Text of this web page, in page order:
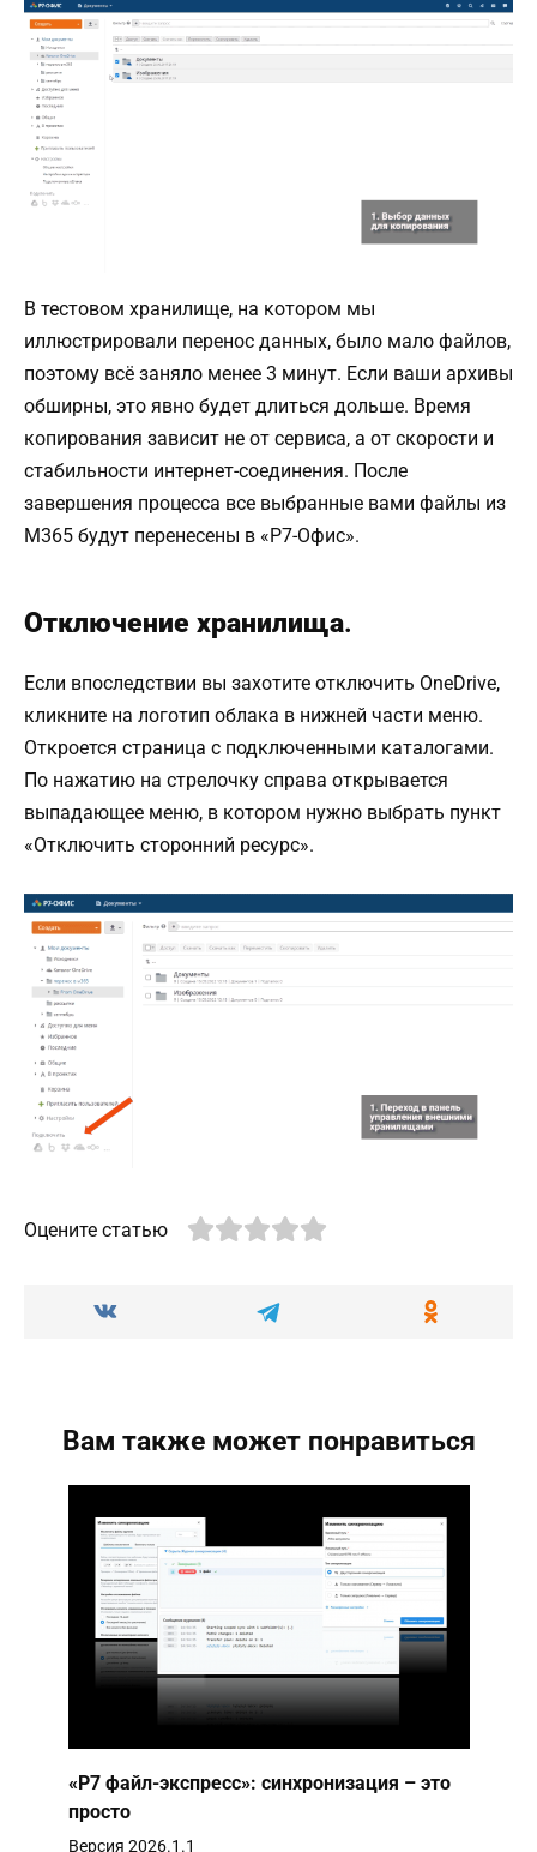
В тестовом хранилище, на котором мы
иллюстрировали перенос данных, было мало файлов,
поэтому всё заняло менее 3 минут. Если ваши архивы
обширны, это явно будет длиться дольше. Время
копирования зависит не от сервиса, а от скорости и
стабильности интернет-соединения. После
завершения процесса все выбранные вами файлы из
M365 будут перенесены в «Р7-Офис».
Отключение хранилища.
Если впоследствии вы захотите отключить OneDrive,
кликните на логотип облака в нижней части меню.
Откроется страница с подключенными каталогами.
По нажатию на стрелочку справа открывается
выпадающее меню, в котором нужно выбрать пункт
«Отключить сторонний ресурс».
Оцените статью
Вам также может понравиться
«Р7 файл-экспресс»: синхронизация – это
просто
Версия 2026.1.1